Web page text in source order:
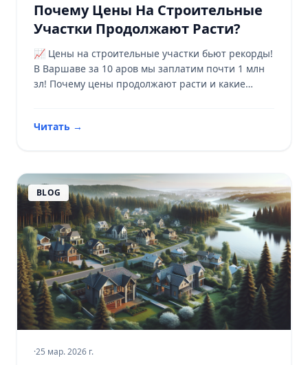
Почему Цены На Строительные
Участки Продолжают Расти?
📈 Цены на строительные участки бьют рекорды!
В Варшаве за 10 аров мы заплатим почти 1 млн
зл! Почему цены продолжают расти и какие
Читать →
BLOG
·25 мар. 2026 г.